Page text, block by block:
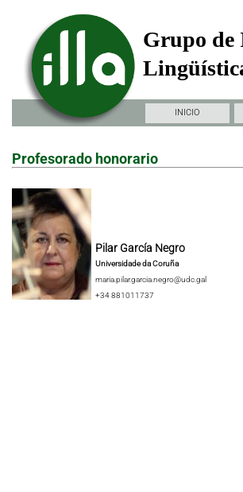
Grupo de
INICIO
Profesorado honorario
Pilar García Negro
Universidade da Coruña
maria.pilar.garcia.negro@udc.gal
+34 881011737